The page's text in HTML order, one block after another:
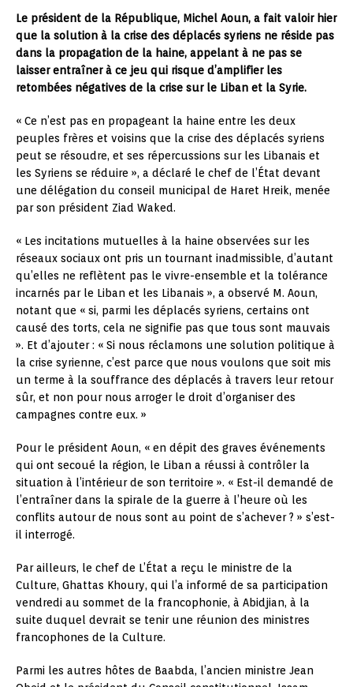
Le président de la République, Michel Aoun, a fait valoir hier
que la solution à la crise des déplacés syriens ne réside pas
dans la propagation de la haine, appelant à ne pas se
laisser entraîner à ce jeu qui risque d’amplifier les
retombées négatives de la crise sur le Liban et la Syrie.
« Ce n’est pas en propageant la haine entre les deux
peuples frères et voisins que la crise des déplacés syriens
peut se résoudre, et ses répercussions sur les Libanais et
les Syriens se réduire », a déclaré le chef de l’État devant
une délégation du conseil municipal de Haret Hreik, menée
par son président Ziad Waked.
« Les incitations mutuelles à la haine observées sur les
réseaux sociaux ont pris un tournant inadmissible, d’autant
qu’elles ne reflètent pas le vivre-ensemble et la tolérance
incarnés par le Liban et les Libanais », a observé M. Aoun,
notant que « si, parmi les déplacés syriens, certains ont
causé des torts, cela ne signifie pas que tous sont mauvais
». Et d’ajouter : « Si nous réclamons une solution politique à
la crise syrienne, c’est parce que nous voulons que soit mis
un terme à la souffrance des déplacés à travers leur retour
sûr, et non pour nous arroger le droit d’organiser des
campagnes contre eux. »
Pour le président Aoun, « en dépit des graves événements
qui ont secoué la région, le Liban a réussi à contrôler la
situation à l’intérieur de son territoire ». « Est-il demandé de
l’entraîner dans la spirale de la guerre à l’heure où les
conflits autour de nous sont au point de s’achever ? » s’est-
il interrogé.
Par ailleurs, le chef de L’État a reçu le ministre de la
Culture, Ghattas Khoury, qui l’a informé de sa participation
vendredi au sommet de la francophonie, à Abidjian, à la
suite duquel devrait se tenir une réunion des ministres
francophones de la Culture.
Parmi les autres hôtes de Baabda, l’ancien ministre Jean